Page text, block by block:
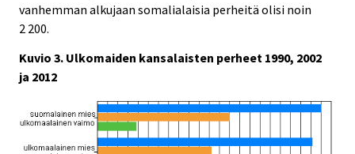
vanhemman alkujaan somalialaisia perheitä olisi noin
2 200.
Kuvio 3. Ulkomaiden kansalaisten perheet 1990, 2002
ja 2012